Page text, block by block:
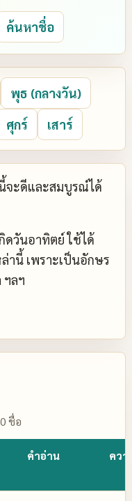
ค้นหาชื่อ
พุธ (กลางวัน)
ศุกร์ เสาร์
จะดีและสมบูรณ์ได้
ดวันอาทิตย์ ใช้ได้
านี้ เพราะเป็นอักษร
ฯลฯ
ชื่อ
คำอ่าน คว